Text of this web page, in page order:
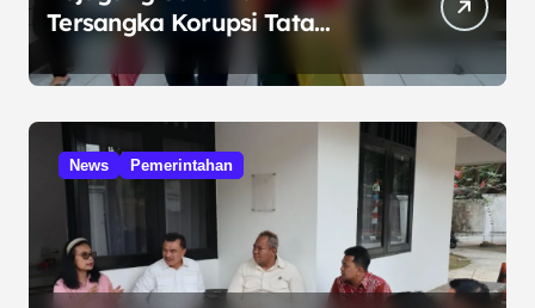
Tersangka Korupsi Tata
Kelola Minyak ke Penuntut
Umum
News Pemerintahan